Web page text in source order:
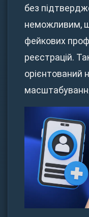
без
неможливим,
фейкових
реєстрацій.
орієнтований